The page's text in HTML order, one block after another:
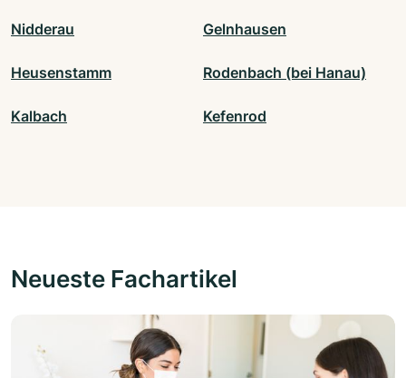
Nidderau Gelnhausen
Heusenstamm Rodenbach (bei Hanau)
Kalbach Kefenrod
Neueste Fachartikel